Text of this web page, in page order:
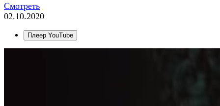
Смотреть
02.10.2020
Плеер YouTube